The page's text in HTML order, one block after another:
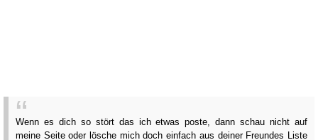
Wenn es dich so stört das ich etwas poste, dann schau nicht auf
meine Seite oder lösche mich doch einfach aus deiner Freundes Liste